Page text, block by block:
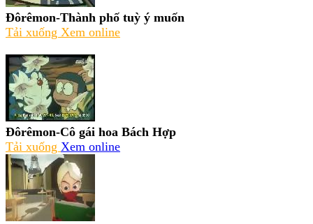
Đôrêmon-Thành phố tuỳ ý muốn
Tải xuống Xem online
Đôrêmon-Cô gái hoa Bách Hợp
Tải xuống Xem online